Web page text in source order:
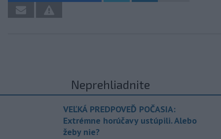
Neprehliadnite
VEĽKÁ PREDPOVEĎ POČASIA:
Extrémne horúčavy ustúpili. Alebo
žeby nie?